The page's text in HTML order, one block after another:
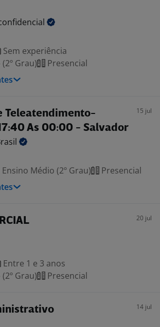
Sem experiência
Grau)
Presencial
Teleatendimento-
As 00:00 - Salvador
15 jul
Ensino Médio (2º Grau)
Presencial
20 jul
Entre 1 e 3 anos
Grau)
Presencial
14 jul